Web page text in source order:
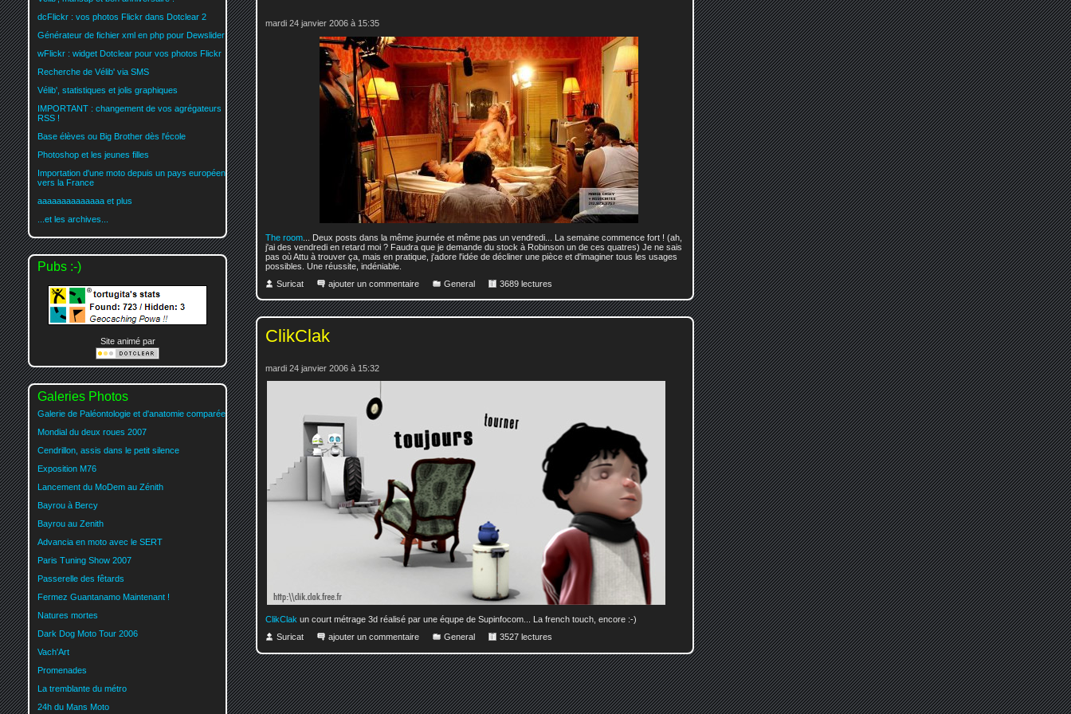
mardi 24 janvier 2006 à 15:35
The room ... Deux posts dans la même journée et même pas un vendredi... La semaine commence fort ! (ah,
j'ai des vendredi en retard moi ? Faudra que je demande du stock à Robinson un de ces quatres) Je ne sais
pas où Attu à trouver ça, mais en pratique, j'adore l'idée de décliner une pièce et d'imaginer tous les usages
possibles. Une réussite, indéniable.
Suricat
ajouter un commentaire General 3689 lectures
ClikClak
mardi 24 janvier 2006 à 15:32
ClikClak un court métrage 3d réalisé par une équpe de Supinfocom... La french touch, encore :-)
Suricat
ajouter un commentaire General 3527 lectures
dcFlickr : vos photos Flickr dans Dotclear 2
Générateur de fichier xml en php pour Dewslider
wFlickr : widget Dotclear pour vos photos Flickr
Recherche de Vélib' via SMS
Vélib', statistiques et jolis graphiques
IMPORTANT : changement de vos agrégateurs
RSS !
Base élèves ou Big Brother dès l'école
Photoshop et les jeunes filles
Importation d'une moto depuis un pays européen
vers la France
aaaaaaaaaaaaaa et plus
...et les archives...
Pubs :-)
Site animé par
Galeries Photos
Galerie de Paléontologie et d'anatomie comparée
Mondial du deux roues 2007
Cendrillon, assis dans le petit silence
Exposition M76
Lancement du MoDem au Zénith
Bayrou à Bercy
Bayrou au Zenith
Advancia en moto avec le SERT
Paris Tuning Show 2007
Passerelle des fêtards
Fermez Guantanamo Maintenant !
Natures mortes
Dark Dog Moto Tour 2006
Vach'Art
Promenades
La tremblante du métro
24h du Mans Moto